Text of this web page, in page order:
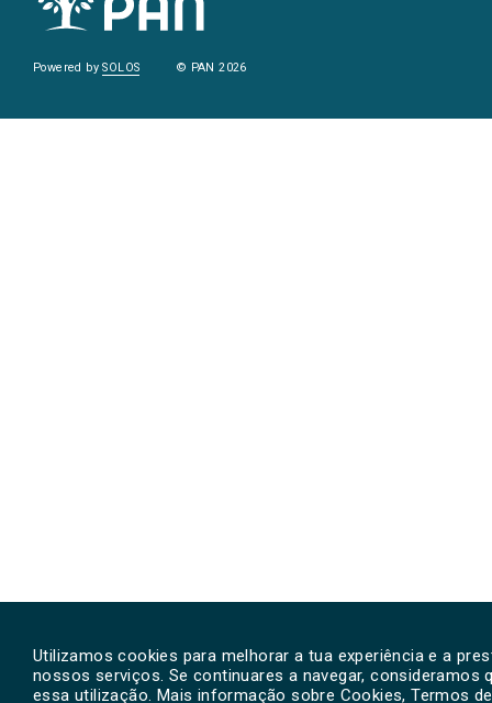
Utilizamos cookies para melhorar a tua experiência e a
nossos serviços. Se continuares a navegar, consideramos
essa utilização. Mais informação sobre Cookies, Termos
Powered bySOLOS © PAN 2026